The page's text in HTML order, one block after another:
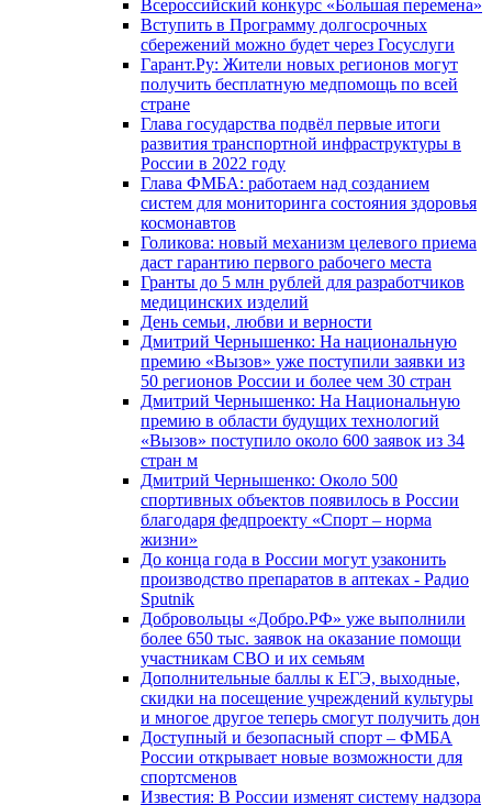
Всероссийский конкурс «Большая перемена»
Вступить в Программу долгосрочных
сбережений можно будет через Госуслуги
Гарант.Ру: Жители новых регионов могут
получить бесплатную медпомощь по всей
стране
Глава государства подвёл первые итоги
развития транспортной инфраструктуры в
России в 2022 году
Глава ФМБА: работаем над созданием
систем для мониторинга состояния здоровья
космонавтов
Голикова: новый механизм целевого приема
даст гарантию первого рабочего места
Гранты до 5 млн рублей для разработчиков
медицинских изделий
День семьи, любви и верности
Дмитрий Чернышенко: На национальную
премию «Вызов» уже поступили заявки из
50 регионов России и более чем 30 стран
Дмитрий Чернышенко: На Национальную
премию в области будущих технологий
«Вызов» поступило около 600 заявок из 34
стран м
Дмитрий Чернышенко: Около 500
спортивных объектов появилось в России
благодаря федпроекту «Спорт – норма
жизни»
До конца года в России могут узаконить
производство препаратов в аптеках - Радио
Sputnik
Добровольцы «Добро.РФ» уже выполнили
более 650 тыс. заявок на оказание помощи
участникам СВО и их семьям
Дополнительные баллы к ЕГЭ, выходные,
скидки на посещение учреждений культуры
и многое другое теперь смогут получить дон
Доступный и безопасный спорт – ФМБА
России открывает новые возможности для
спортсменов
Известия: В России изменят систему надзора